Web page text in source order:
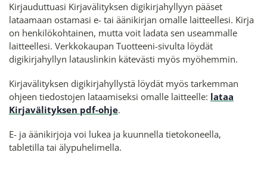
Kirjauduttuasi Kirjavälityksen digikirjahyllyyn pääset
lataamaan ostamasi e- tai äänikirjan omalle laitteellesi. Kirja
on henkilökohtainen, mutta voit ladata sen useammalle
laitteellesi. Verkkokaupan Tuotteeni-sivulta löydät
digikirjahyllyn latauslinkin kätevästi myös myöhemmin.
Kirjavälityksen digikirjahyllystä löydät myös tarkemman
ohjeen tiedostojen lataamiseksi omalle laitteelle: lataa
Kirjavälityksen pdf-ohje.
E- ja äänikirjoja voi lukea ja kuunnella tietokoneella,
tabletilla tai älypuhelimella.